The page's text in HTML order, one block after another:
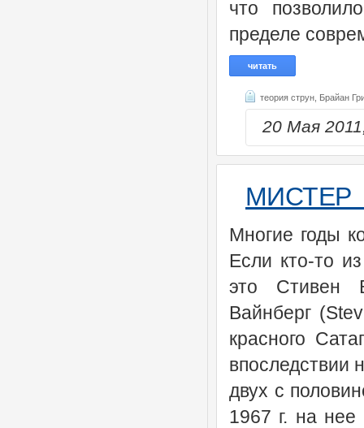
что
пределе
читать
теория струн, Брайан
20 Мая
МИСТЕР
Многие годы
Если кто-то
это Стивен
Вайнберг
красного
впоследствии
двух с
1967 г. на